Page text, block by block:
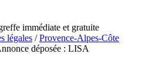
immédiate et gratuite
légales /Provence-Alpes-Côte
déposée : LISA